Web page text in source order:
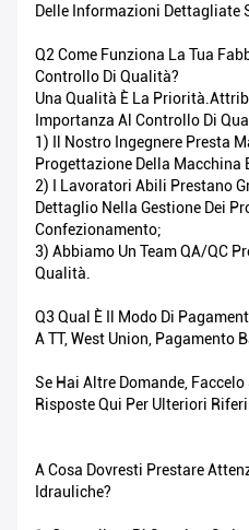
Delle Informazioni Dettagliate
Q2 Come Funziona La Tua
Controllo Di Qualità?
Una Qualità È La
Importanza Al Controllo Di
1) Il Nostro Ingegnere Presta
Progettazione Della Macchina
2) I Lavoratori Abili Prestano
Dettaglio Nella Gestione Dei
Confezionamento;
3) Abbiamo Un Team QA/QC
Qualità.
Q3 Qual È Il Modo Di
A TT, West Union, Pagamento
Se Hai Altre Domande,
Risposte Qui Per Ulteriori
A Cosa Dovresti Prestare
Idrauliche?